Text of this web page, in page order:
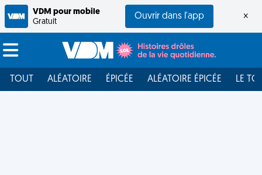
VDM pour mobile
Gratuit
Ouvrir dans l'app ×
TOUT ALÉATOIRE ÉPICÉE ALÉATOIRE ÉPICÉE LE